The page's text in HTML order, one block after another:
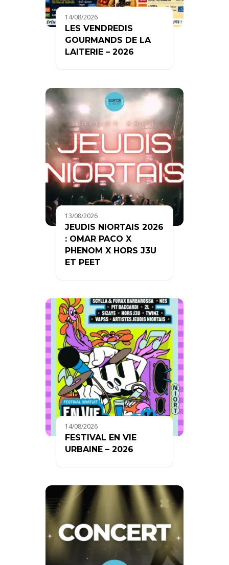
14/08/2026
LES VENDREDIS
GOURMANDS DE LA
LAITERIE – 2026
13/08/2026
JEUDIS NIORTAIS 2026
: OMAR PACO X
PHENOM X HORS J3U
ET PEET
14/08/2026
FESTIVAL EN VIE
URBAINE – 2026